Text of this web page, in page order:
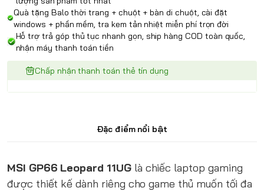
Quà tặng Balo thời trang + chuột + bàn di chuột, cài đặt
windows + phần mềm, tra kem tản nhiệt miễn phí trọn đời
Hỗ trợ trả góp thủ tục nhanh gọn, ship hàng COD toàn quốc,
nhận máy thanh toán tiền
Chấp nhận thanh toán thẻ tín dụng
Đặc điểm nổi bật
MSI GP66 Leopard 11UGlà chiếc laptop gaming
được thiết kế dành riêng cho game thủ muốn tối đa